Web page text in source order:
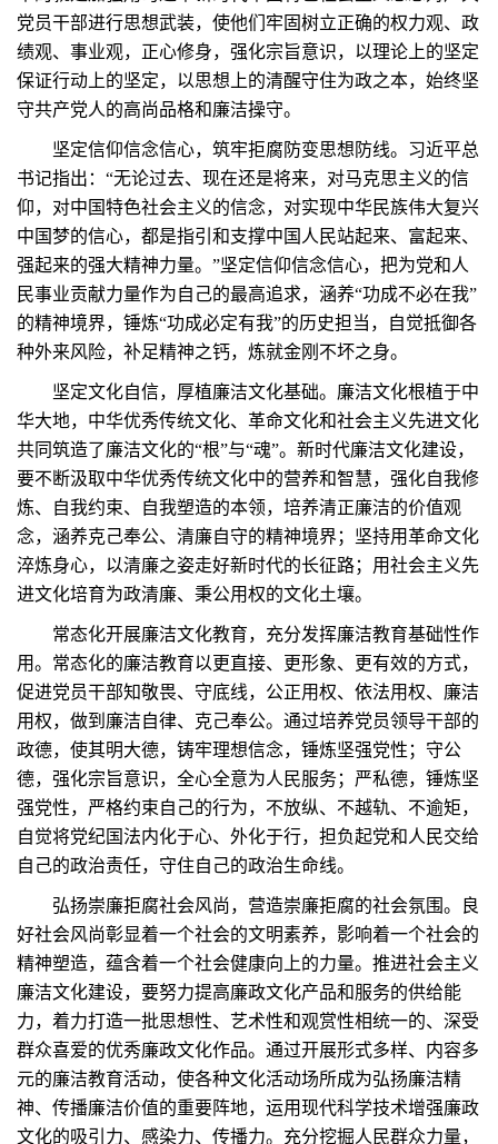
党员干部进行思想武装，使他们牢固树立正确的权力观、政
绩观、事业观，正心修身，强化宗旨意识，以理论上的坚定
保证行动上的坚定，以思想上的清醒守住为政之本，始终坚
守共产党人的高尚品格和廉洁操守。
坚定信仰信念信心，筑牢拒腐防变思想防线。习近平总
书记指出：“无论过去、现在还是将来，对马克思主义的信
仰，对中国特色社会主义的信念，对实现中华民族伟大复兴
中国梦的信心，都是指引和支撑中国人民站起来、富起来、
强起来的强大精神力量。”坚定信仰信念信心，把为党和人
民事业贡献力量作为自己的最高追求，涵养“功成不必在我”
的精神境界，锤炼“功成必定有我”的历史担当，自觉抵御各
种外来风险，补足精神之钙，炼就金刚不坏之身。
坚定文化自信，厚植廉洁文化基础。廉洁文化根植于中
华大地，中华优秀传统文化、革命文化和社会主义先进文化
共同筑造了廉洁文化的“根”与“魂”。新时代廉洁文化建设，
要不断汲取中华优秀传统文化中的营养和智慧，强化自我修
炼、自我约束、自我塑造的本领，培养清正廉洁的价值观
念，涵养克己奉公、清廉自守的精神境界；坚持用革命文化
淬炼身心，以清廉之姿走好新时代的长征路；用社会主义先
进文化培育为政清廉、秉公用权的文化土壤。
常态化开展廉洁文化教育，充分发挥廉洁教育基础性作
用。常态化的廉洁教育以更直接、更形象、更有效的方式，
促进党员干部知敬畏、守底线，公正用权、依法用权、廉洁
用权，做到廉洁自律、克己奉公。通过培养党员领导干部的
政德，使其明大德，铸牢理想信念，锤炼坚强党性；守公
德，强化宗旨意识，全心全意为人民服务；严私德，锤炼坚
强党性，严格约束自己的行为，不放纵、不越轨、不逾矩，
自觉将党纪国法内化于心、外化于行，担负起党和人民交给
自己的政治责任，守住自己的政治生命线。
弘扬崇廉拒腐社会风尚，营造崇廉拒腐的社会氛围。良
好社会风尚彰显着一个社会的文明素养，影响着一个社会的
精神塑造，蕴含着一个社会健康向上的力量。推进社会主义
廉洁文化建设，要努力提高廉政文化产品和服务的供给能
力，着力打造一批思想性、艺术性和观赏性相统一的、深受
群众喜爱的优秀廉政文化作品。通过开展形式多样、内容多
元的廉洁教育活动，使各种文化活动场所成为弘扬廉洁精
神、传播廉洁价值的重要阵地，运用现代科学技术增强廉政
文化的吸引力、感染力、传播力。充分挖掘人民群众力量，